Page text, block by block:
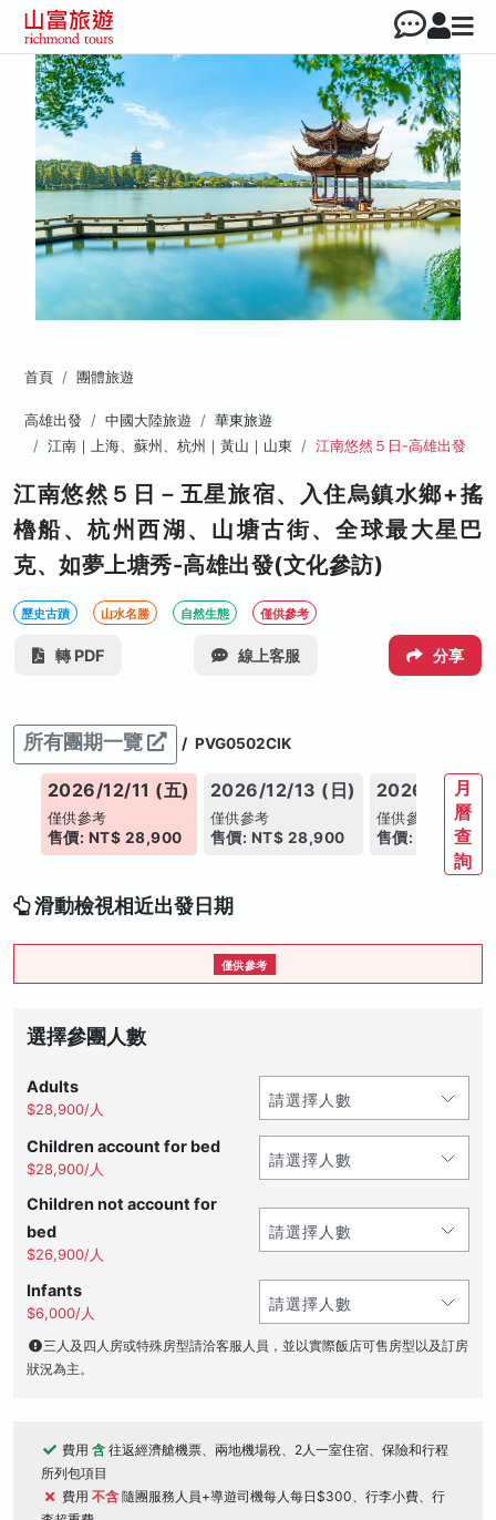
首頁 團體旅遊
高雄出發 中國大陸旅遊
華東旅遊
江南｜上海、蘇州、杭州｜黃山｜山東
江南悠然５日-高雄出發
江南悠然５日－五星旅宿、入住烏鎮水鄉+搖
櫓船、杭州西湖、山塘古街、全球最大星巴
克、如夢上塘秀-高雄出發(文化參訪)
歷史古蹟 山水名勝 自然生態 僅供參考
轉 PDF 線上客服 分享
所有團期一覽 / PVG0502CIK
2026/12/11 (五)
僅供參考
售價: NT$ 28,900
2026/12/13 (日)
僅供參考
售價: NT$ 28,900
2026/12/20
僅供參考
售價: NT$
月
曆
查
詢
滑動檢視相近出發日期
僅供參考
選擇參團人數
Adults
$28,900/人
Children account for bed
$28,900/人
Children not account for
bed
$26,900/人
Infants
$6,000/人
三人及四人房或特殊房型請洽客服人員，並以實際飯店可售房型以及訂房
狀況為主。
費用 含 往返經濟艙機票、兩地機場稅、2人一室住宿、保險和行程
所列包項目
費用 不含 隨團服務人員+導遊司機每人每日$300、行李小費、行